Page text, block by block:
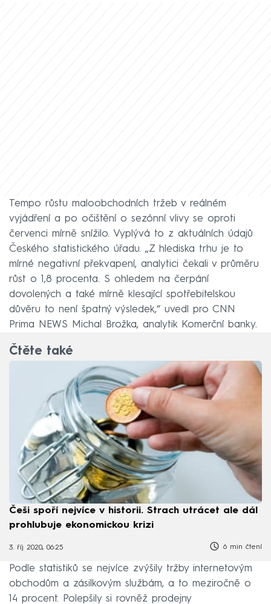
Tempo růstu maloobchodních tržeb v reálném
vyjádření a po očištění o sezónní vlivy se oproti
červenci mírně snížilo. Vyplývá to z aktuálních údajů
Českého statistického úřadu. „Z hlediska trhu je to
mírné negativní překvapení, analytici čekali v průměru
růst o 1,8 procenta. S ohledem na čerpání
dovolených a také mírně klesající spotřebitelskou
důvěru to není špatný výsledek,“ uvedl pro CNN
Prima NEWS Michal Brožka, analytik Komerční banky.
Čtěte také
Češi spoří nejvíce v historii. Strach utrácet ale dál
prohlubuje ekonomickou krizi
3. říj 2020, 06:25 6 min čtení
Podle statistiků se nejvíce zvýšily tržby internetovým
obchodům a zásilkovým službám, a to meziročně o
14 procent. Polepšily si rovněž prodejny